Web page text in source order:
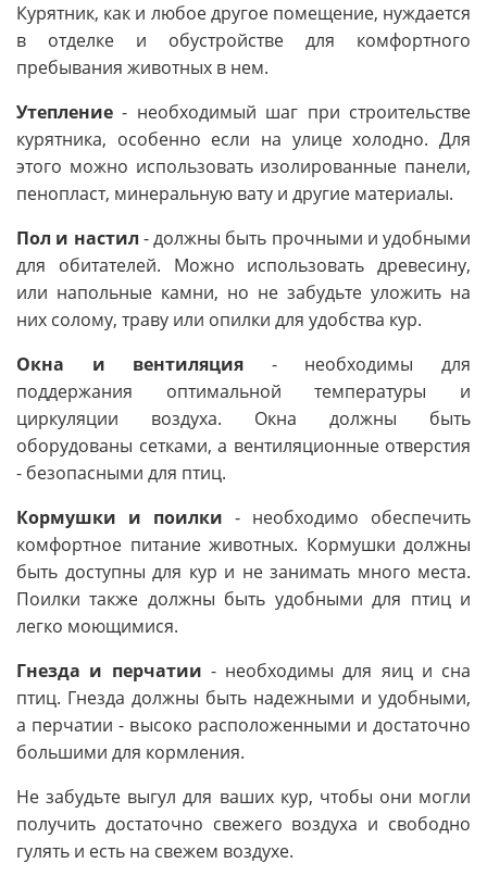
Курятник, как и любое другое помещение, нуждается
в отделке и обустройстве для комфортного
пребывания животных в нем.
Утепление - необходимый шаг при строительстве
курятника, особенно если на улице холодно. Для
этого можно использовать изолированные панели,
пенопласт, минеральную вату и другие материалы.
Пол и настил - должны быть прочными и удобными
для обитателей. Можно использовать древесину,
или напольные камни, но не забудьте уложить на
них солому, траву или опилки для удобства кур.
Окна и вентиляция - необходимы для
поддержания оптимальной температуры и
циркуляции воздуха. Окна должны быть
оборудованы сетками, а вентиляционные отверстия
- безопасными для птиц.
Кормушки и поилки - необходимо обеспечить
комфортное питание животных. Кормушки должны
быть доступны для кур и не занимать много места.
Поилки также должны быть удобными для птиц и
легко моющимися.
Гнезда и перчатии - необходимы для яиц и сна
птиц. Гнезда должны быть надежными и удобными,
а перчатии - высоко расположенными и достаточно
большими для кормления.
Не забудьте выгул для ваших кур, чтобы они могли
получить достаточно свежего воздуха и свободно
гулять и есть на свежем воздухе.